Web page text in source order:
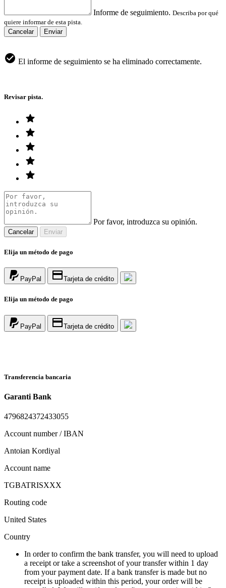
Informe de seguimiento. Describa por qué
quiere informar de esta pista.
Cancelar
Enviar
El informe de seguimiento se ha eliminado correctamente.
Revisar pista.
Por favor, introduzca su opinión.
Cancelar Enviar
Elija un método de pago
PayPal Tarjeta de crédito
Elija un método de pago
PayPal Tarjeta de crédito
Transferencia bancaria
Garanti Bank
4796824372433055
Account number / IBAN
Antoian Kordiyal
Account name
TGBATRISXXX
Routing code
United States
Country
In order to confirm the bank transfer, you will need to upload
a receipt or take a screenshot of your transfer within 1 day
from your payment date. If a bank transfer is made but no
receipt is uploaded within this period, your order will be